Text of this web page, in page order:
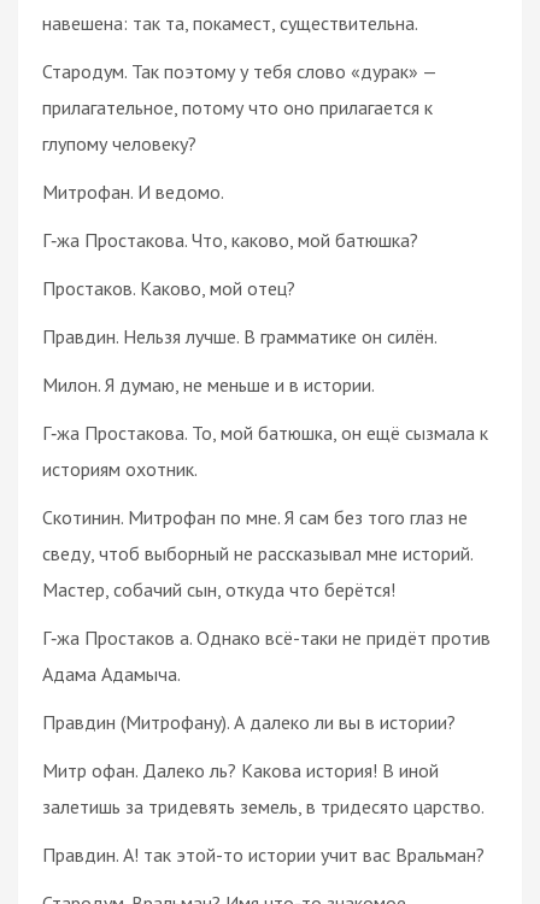
навешена: так та, покамест, существительна.
Стародум. Так поэтому у тебя слово «дурак» —
прилагательное, потому что оно прилагается к
глупому человеку?
Митрофан. И ведомо.
Г‑жа Простакова. Что, каково, мой батюшка?
Простаков. Каково, мой отец?
Правдин. Нельзя лучше. В грамматике он силён.
Милон. Я думаю, не меньше и в истории.
Г‑жа Простакова. То, мой батюшка, он ещё сызмала к
историям охотник.
Скотинин. Митрофан по мне. Я сам без того глаз не
сведу, чтоб выборный не рассказывал мне историй.
Мастер, собачий сын, откуда что берётся!
Г‑жа Простаков а. Однако всё-таки не придёт против
Адама Адамыча.
Правдин (Митрофану). А далеко ли вы в истории?
Митр офан. Далеко ль? Какова история! В иной
залетишь за тридевять земель, в тридесято царство.
Правдин. А! так этой-то истории учит вас Вральман?